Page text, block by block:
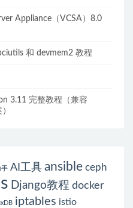
Appliance（VCSA）8.0
和 devmem2 教程
3.11 完整教程（兼容
手 AI工具 ansible ceph
Django教程 docker
iptables istio